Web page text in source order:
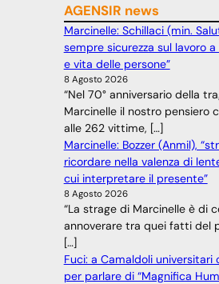
AGENSIR news
Marcinelle: Schillaci (min.
sempre sicurezza sul lavoro
e vita delle persone”
8 Agosto 2026
“Nel 70° anniversario della
Marcinelle il nostro pensiero
alle 262 vittime, […]
Marcinelle: Bozzer (Anmil),
ricordare nella valenza di
cui interpretare il presente”
8 Agosto 2026
“La strage di Marcinelle è di
annoverare tra quei fatti del
[…]
Fuci: a Camaldoli
per parlare di “Magnifica